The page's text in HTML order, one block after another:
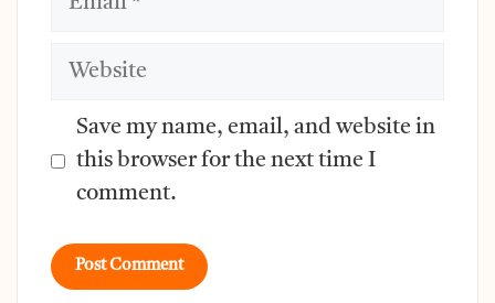
Website
Save my name, email, and website in
this browser for the next time I
comment.